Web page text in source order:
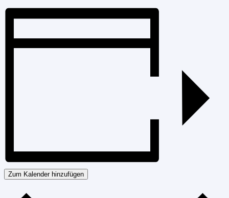
Zum Kalender hinzufügen